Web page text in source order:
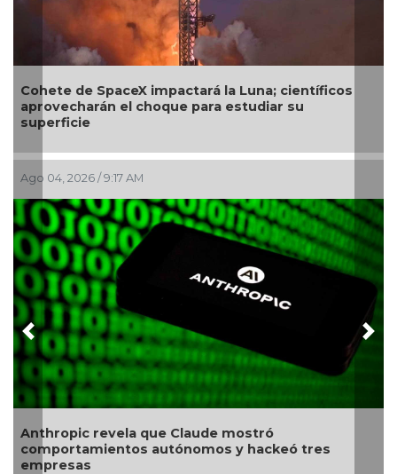
de SpaceX impactará la Luna; científicos
el choque para estudiar su
2026 / 9:17 AM
revela que Claude mostró
autónomos y hackeó tres
Previous